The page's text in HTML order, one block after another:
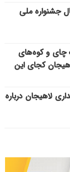
جشنواره ملی
چای و کوه‌های
کجای این
لاهیجان درباره